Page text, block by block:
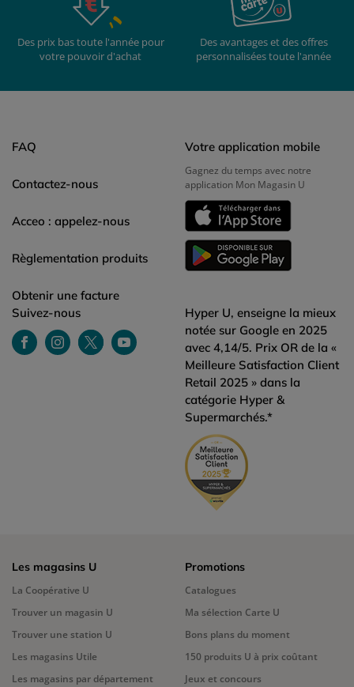
Des prix bas toute l'année pour
votre pouvoir d'achat
Des avantages et des offres
personnalisées toute l'année
FAQ
Contactez-nous
Acceo : appelez-nous
Règlementation produits
Obtenir une facture
Votre application mobile
Gagnez du temps avec notre
application Mon Magasin U
Suivez-nous
Hyper U, enseigne la mieux
notée sur Google en 2025
avec 4,14/5. Prix OR de la «
Meilleure Satisfaction Client
Retail 2025 » dans la
catégorie Hyper &
Supermarchés.*
Les magasins U
La Coopérative U
Trouver un magasin U
Trouver une station U
Les magasins Utile
Les magasins par département
Promotions
Catalogues
Ma sélection Carte U
Bons plans du moment
150 produits U à prix coûtant
Jeux et concours